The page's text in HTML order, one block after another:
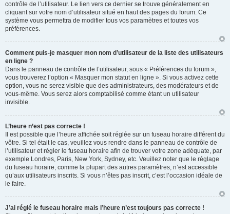
contrôle de l’utilisateur. Le lien vers ce dernier se trouve généralement en
cliquant sur votre nom d’utilisateur situé en haut des pages du forum. Ce
système vous permettra de modifier tous vos paramètres et toutes vos
préférences.
Comment puis-je masquer mon nom d’utilisateur de la liste des utilisateurs
en ligne ?
Dans le panneau de contrôle de l’utilisateur, sous « Préférences du forum »,
vous trouverez l’option « Masquer mon statut en ligne ». Si vous activez cette
option, vous ne serez visible que des administrateurs, des modérateurs et de
vous-même. Vous serez alors comptabilisé comme étant un utilisateur
invisible.
L’heure n’est pas correcte !
Il est possible que l’heure affichée soit réglée sur un fuseau horaire différent du
vôtre. Si tel était le cas, veuillez vous rendre dans le panneau de contrôle de
l’utilisateur et régler le fuseau horaire afin de trouver votre zone adéquate, par
exemple Londres, Paris, New York, Sydney, etc. Veuillez noter que le réglage
du fuseau horaire, comme la plupart des autres paramètres, n’est accessible
qu’aux utilisateurs inscrits. Si vous n’êtes pas inscrit, c’est l’occasion idéale de
le faire.
J’ai réglé le fuseau horaire mais l’heure n’est toujours pas correcte !